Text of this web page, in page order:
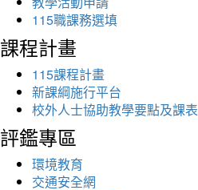
115職課務選填
課程計畫
115課程計畫
新課綱施行平台
校外人士協助教學要點及課表
評鑑專區
環境教育
交通安全網